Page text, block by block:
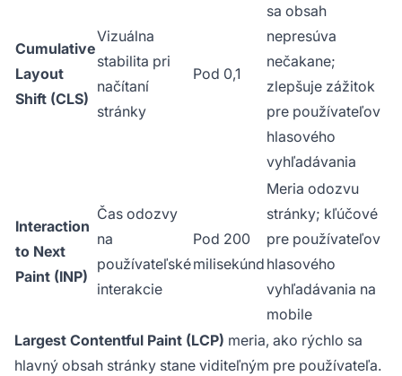
Cumulative
Layout
Shift (CLS)
Vizuálna
stabilita pri
načítaní
stránky
Pod 0,1
sa obsah
nepresúva
nečakane;
zlepšuje zážitok
pre používateľov
hlasového
vyhľadávania
Interaction
to Next
Paint (INP)
Čas odozvy
na
používateľské
interakcie
Pod 200
milisekúnd
Meria odozvu
stránky; kľúčové
pre používateľov
hlasového
vyhľadávania na
mobile
Largest Contentful Paint (LCP) meria, ako rýchlo sa
hlavný obsah stránky stane viditeľným pre používateľa.